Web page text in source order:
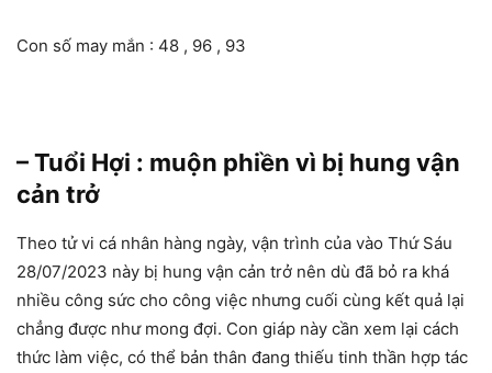
Con số may mắn : 48 , 96 , 93
– Tuổi Hợi : muộn phiền vì bị hung vận
cản trở
Theo tử vi cá nhân hàng ngày, vận trình của vào Thứ Sáu
28/07/2023 này bị hung vận cản trở nên dù đã bỏ ra khá
nhiều công sức cho công việc nhưng cuối cùng kết quả lại
chẳng được như mong đợi. Con giáp này cần xem lại cách
thức làm việc, có thể bản thân đang thiếu tinh thần hợp tác